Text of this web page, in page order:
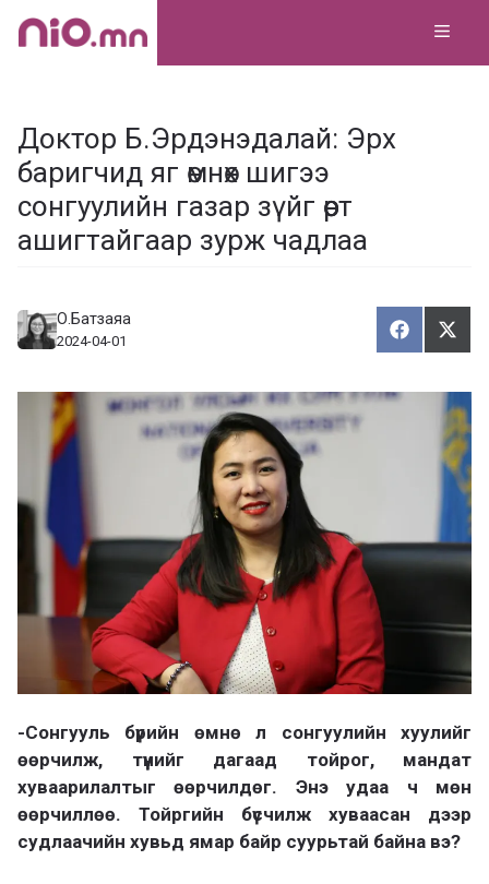
Skip
Доктор Б.Эрдэнэдалай: Эрх
баригчид яг өмнөх шигээ
сонгуулийн газар зүйг өөрт
ашигтайгаар зурж чадлаа
О.Батзаяа
2024-04-01
Х
у
а
Т
ү
э
э
х
-Сонгууль бүрийн өмнө л сонгуулийн хуулийг
өөрчилж, түүнийг дагаад тойрог, мандат
хуваарилалтыг өөрчилдөг. Энэ удаа ч мөн
өөрчиллөө. Тойргийн бүсчилж хуваасан дээр
судлаачийн хувьд ямар байр суурьтай байна вэ?